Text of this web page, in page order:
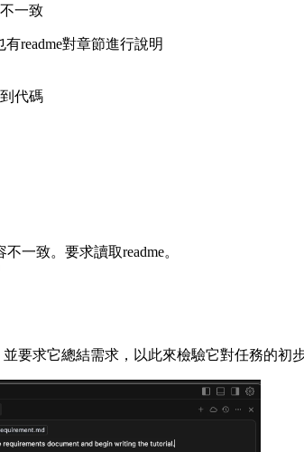
一致
readme對章節進行說明
代碼
一致。要求讀取readme。
並要求它總結需求，以此來檢驗它對任務的初